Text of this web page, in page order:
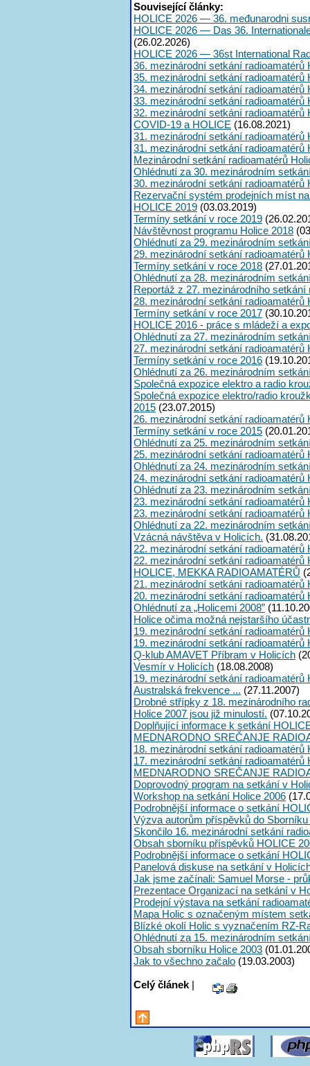
Související články:
HOLICE 2026 — 36. međunarodni
HOLICE 2026 — Das 36.
(26.02.2026)
HOLICE 2026 — 36st International
36. mezinárodní setkání radioamatérů
35. mezinárodní setkání radioamatérů
34. mezinárodní setkání radioamatérů
33. mezinárodní setkání radioamatérů
32. mezinárodní setkání radioamatérů
COVID-19 a HOLICE (16.08.2021)
31. mezinárodní setkání radioamatérů
31. mezinárodní setkání radioamatérů
Mezinárodní setkání radioamatérů
Ohlédnutí za 30. mezinárodním
30. mezinárodní setkání radioamatérů
Rezervační systém prodejních míst
HOLICE 2019 (03.03.2019)
Termíny setkání v roce 2019
Návštěvnost programu Holice 2018
Ohlédnutí za 29. mezinárodním
29. mezinárodní setkání radioamatérů
Termíny setkání v roce 2018
Ohlédnutí za 28. mezinárodním
Reportáž z 27. mezinárodního setkání
28. mezinárodní setkání radioamatérů
Termíny setkání v roce 2017
HOLICE 2016 - práce s mládeží a
Ohlédnutí za 27. mezinárodním
27. mezinárodní setkání radioamatérů
Termíny setkání v roce 2016
Ohlédnutí za 26. mezinárodním
Společná expozice elektro a radio
Společná expozice elektro/radio
2015 (23.07.2015)
26. mezinárodní setkání radioamatérů
Termíny setkání v roce 2015
Ohlédnutí za 25. mezinárodním
25. mezinárodní setkání radioamatérů
Ohlédnutí za 24. mezinárodním
24. mezinárodní setkání radioamatérů
Ohlédnutí za 23. mezinárodním
23. mezinárodní setkání
23. mezinárodní setkání radioamatérů
Ohlédnutí za 22. mezinárodním
Vzácná návštěva v Holicích.
22. mezinárodní setkání
22. mezinárodní setkání radioamatérů
HOLICE, MEKKA RADIOAMATÉRŮ
21. mezinárodní setkání radioamatérů
20. mezinárodní setkání radioamatérů
Ohlédnutí za „Holicemi 2008”
Holice očima možná nejstaršího
19. mezinárodní setkání radioamatérů
19. mezinárodní setkání
Q-klub AMAVET Příbram v Holicích
Vesmír v Holicích (18.08.2008)
19. mezinárodní setkání
Australská frekvence ... (27.11.2007)
Drobné střípky z 18. mezinárodního
Holice 2007 jsou již minulostí.
Doplňující informace k setkání
MEDNARODNO SREČANJE
18. mezinárodní setkání radioamatérů
17. mezinárodní setkání radioamatérů
MEDNARODNO SREČANJE
Doprovodný program na setkání v
Workshop na setkání Holice 2006
Podrobnější informace o setkání
Výzva autorům příspěvků do
Skončilo 16. mezinárodní setkání
Obsah sborníku příspěvků HOLICE
Podrobnější informace o setkání
Panelová diskuse na setkání v
Jak jsme začínali: Samuel Morse -
Prezentace Organizací na setkání v
Prodejní výstava na setkání
Mapa Holic s označeným místem
Blízké okolí Holic s vyznačením RZ-
Ohlédnutí za 15. mezinárodním
Obsah sborníku Holice 2003
Jak to všechno začalo (19.03.2003)
Celý článek |